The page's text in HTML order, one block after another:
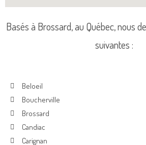
Basés à Brossard, au Québec, nous
suivantes :
Beloeil
Boucherville
Brossard
Candiac
Carignan